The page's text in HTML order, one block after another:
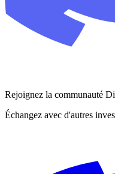
Rejoignez la communauté
Échangez avec d'autres